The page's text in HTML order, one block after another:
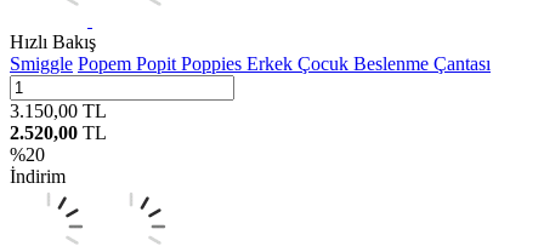
Hızlı Bakış
Smiggle Popem Popit Poppies Erkek Çocuk Beslenme Çantası
3.150,00 TL
2.520,00 TL
%20
İndirim